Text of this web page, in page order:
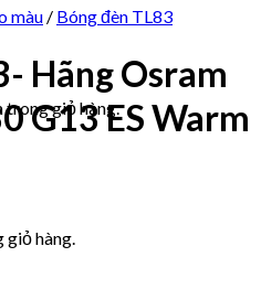
trong giỏ hàng.
giỏ hàng.
màu / Bóng đèn TL83
Hãng Osram
G13 ES Warm